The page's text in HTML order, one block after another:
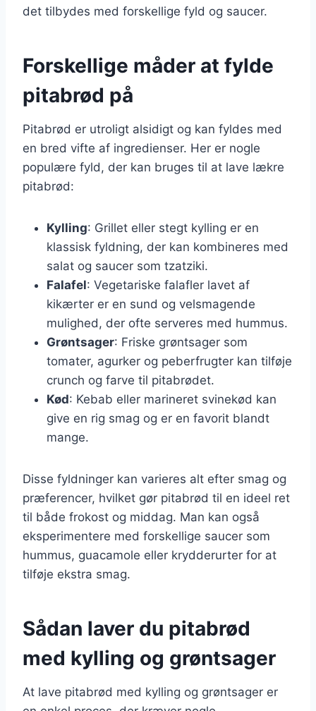
det tilbydes med forskellige fyld og saucer.
Forskellige måder at fylde
pitabrød på
Pitabrød er utroligt alsidigt og kan fyldes med
en bred vifte af ingredienser. Her er nogle
populære fyld, der kan bruges til at lave lækre
pitabrød:
Kylling: Grillet eller stegt kylling er en
klassisk fyldning, der kan kombineres med
salat og saucer som tzatziki.
Falafel: Vegetariske falafler lavet af
kikærter er en sund og velsmagende
mulighed, der ofte serveres med hummus.
Grøntsager: Friske grøntsager som
tomater, agurker og peberfrugter kan tilføje
crunch og farve til pitabrødet.
Kød: Kebab eller marineret svinekød kan
give en rig smag og er en favorit blandt
mange.
Disse fyldninger kan varieres alt efter smag og
præferencer, hvilket gør pitabrød til en ideel ret
til både frokost og middag. Man kan også
eksperimentere med forskellige saucer som
hummus, guacamole eller krydderurter for at
tilføje ekstra smag.
Sådan laver du pitabrød
med kylling og grøntsager
At lave pitabrød med kylling og grøntsager er